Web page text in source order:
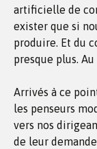
artificielle de
exister que si
produire. Et du
presque plus.
Arrivés à ce
les penseurs
vers nos
de leur